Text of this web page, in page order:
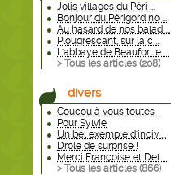
Jolis villages du Péri ...
Bonjour du Périgord no ...
Au hasard de nos balad ...
Plougrescant, sur la c ...
L'abbaye de Beaufort e ...
> Tous les articles (208)
divers
Coucou à vous toutes!
Pour Sylvie
Un bel exemple d'inciv ...
Drôle de surprise !
Merci Françoise et Del ...
> Tous les articles (866)